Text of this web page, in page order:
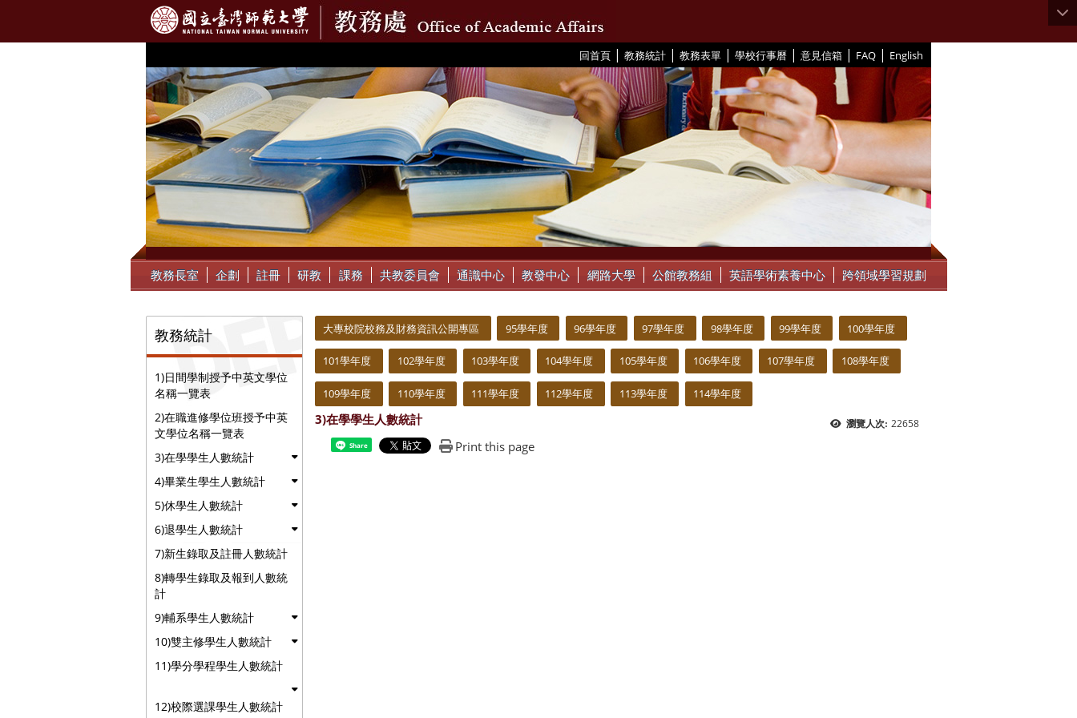
回首頁 | 教務統計 | 教務表單 | 學校行事曆 | 意見信箱 | FAQ | English
::: 教務長室 企劃 註冊 研教 課務 共教委員會 通識中心 教發中心 網路大學 公館教務組 英語學術素養中心 跨領域學習規劃
教務統計
1)日間學制授予中英文學位
名稱一覽表
2)在職進修學位班授予中英
文學位名稱一覽表
3)在學學生人數統計
4)畢業生學生人數統計
5)休學生人數統計
6)退學生人數統計
7)新生錄取及註冊人數統計
8)轉學生錄取及報到人數統
計
9)輔系學生人數統計
10)雙主修學生人數統計
11)學分學程學生人數統計
12)校際選課學生人數統計
大專校院校務及財務資訊公開專區 95學年度 96學年度 97學年度 98學年度 99學年度 100學年度
101學年度 102學年度 103學年度 104學年度 105學年度 106學年度 107學年度 108學年度
109學年度 110學年度 111學年度 112學年度 113學年度 114學年度
瀏覽人次: 22658
3)在學學生人數統計
Share Print this page